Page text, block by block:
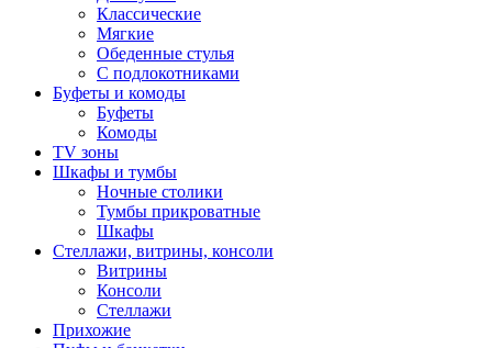
Классические
Мягкие
Обеденные стулья
С подлокотниками
Буфеты и комоды
Буфеты
Комоды
TV зоны
Шкафы и тумбы
Ночные столики
Тумбы прикроватные
Шкафы
Стеллажи, витрины, консоли
Витрины
Консоли
Стеллажи
Прихожие